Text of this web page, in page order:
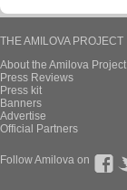
THE AMILOVA PROJECT
About the Amilova Project
Press Reviews
Press kit
Banners
Advertise
Official Partners
Follow Amilova on